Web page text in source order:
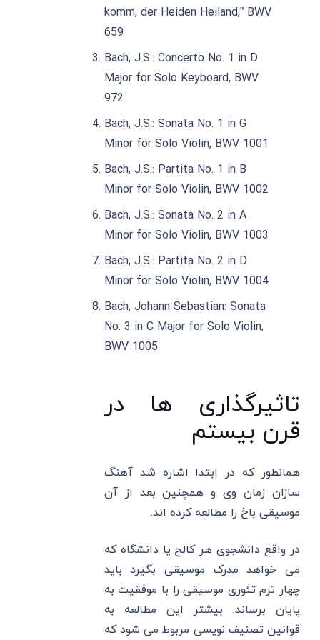
komm, der Heiden Heiland,” BWV
659
Bach, J.S.: Concerto No. 1 in D
Major for Solo Keyboard, BWV
972
Bach, J.S.: Sonata No. 1 in G
Minor for Solo Violin, BWV 1001
Bach, J.S.: Partita No. 1 in B
Minor for Solo Violin, BWV 1002
Bach, J.S.: Sonata No. 2 in A
Minor for Solo Violin, BWV 1003
Bach, J.S.: Partita No. 2 in D
Minor for Solo Violin, BWV 1004
Bach, Johann Sebastian: Sonata
No. 3 in C Major for Solo Violin,
BWV 1005
تاثیرگذاری ها در
قرن بیستم
همانطور که در ابتدا اشاره شد آهنگ
سازان زمان وی و همچنین بعد از آن
موسیقی باخ را مطالعه کرده اند.
در واقع دانشجوی هر کالج یا دانشگاه که
می خواهد مدرک موسیقی بگیرد باید
چهار ترم تئوری موسیقی را با موفقیت به
پایان برساند. بیشتر این مطالعه به
قوانین تصنیف نویسی مربوط می شود که